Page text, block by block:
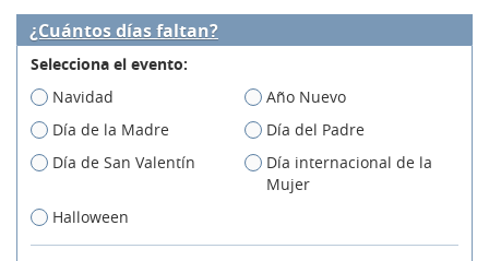
¿Cuántos días faltan?
Selecciona el evento:
Navidad
Año Nuevo
Día de la Madre
Día del Padre
Día de San Valentín
Día internacional de la
Mujer
Halloween